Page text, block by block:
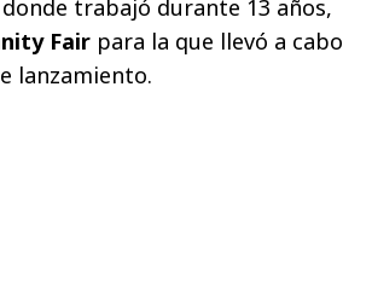
trabajó durante 13 años,
Fair para la que llevó a cabo
lanzamiento.